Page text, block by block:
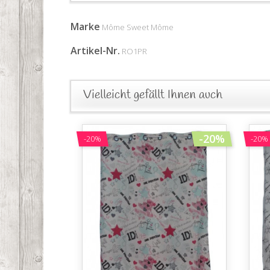
Marke Môme Sweet Môme
Artikel-Nr. RO1PR
Vielleicht gefällt Ihnen auch
-20% -20% -20%